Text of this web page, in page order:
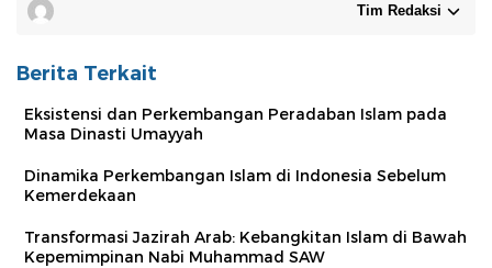
Tim Redaksi
Berita Terkait
Eksistensi dan Perkembangan Peradaban Islam pada
Masa Dinasti Umayyah
Dinamika Perkembangan Islam di Indonesia Sebelum
Kemerdekaan
Transformasi Jazirah Arab: Kebangkitan Islam di Bawah
Kepemimpinan Nabi Muhammad SAW